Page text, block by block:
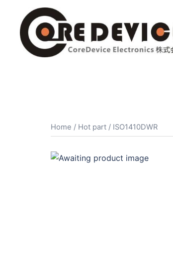
Home / Hot part / ISO1410DWR